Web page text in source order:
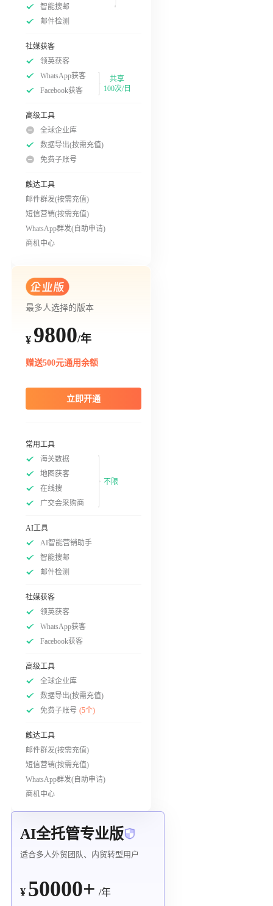
智能搜邮
邮件检测
社媒获客
领英获客
WhatsApp获客
Facebook获客
共享
100次/日
高级工具
全球企业库
数据导出(按需充值)
免费子账号
触达工具
邮件群发(按需充值)
短信营销(按需充值)
WhatsApp群发(自助申请)
商机中心
最多人选择的版本
¥ 9800/年
赠送500元通用余额
立即开通
常用工具
海关数据
地图获客
在线搜
广交会采购商
不限
AI工具
AI智能营销助手
智能搜邮
邮件检测
社媒获客
领英获客
WhatsApp获客
Facebook获客
高级工具
全球企业库
数据导出(按需充值)
免费子账号 (5个)
触达工具
邮件群发(按需充值)
短信营销(按需充值)
WhatsApp群发(自助申请)
商机中心
AI全托管专业版
适合多人外贸团队、内贸转型用户
¥ 50000+ /年